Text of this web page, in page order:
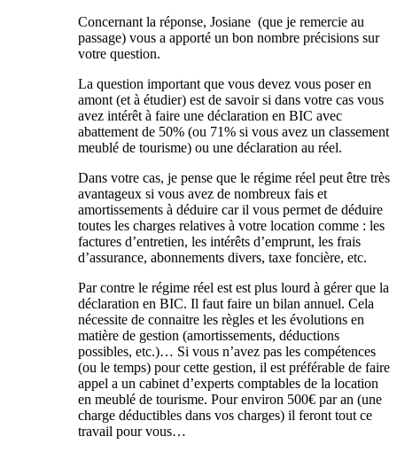
Concernant la réponse, Josiane (que je remercie au
passage) vous a apporté un bon nombre précisions sur
votre question.
La question important que vous devez vous poser en
amont (et à étudier) est de savoir si dans votre cas vous
avez intérêt à faire une déclaration en BIC avec
abattement de 50% (ou 71% si vous avez un classement
meublé de tourisme) ou une déclaration au réel.
Dans votre cas, je pense que le régime réel peut être très
avantageux si vous avez de nombreux fais et
amortissements à déduire car il vous permet de déduire
toutes les charges relatives à votre location comme : les
factures d’entretien, les intérêts d’emprunt, les frais
d’assurance, abonnements divers, taxe foncière, etc.
Par contre le régime réel est est plus lourd à gérer que la
déclaration en BIC. Il faut faire un bilan annuel. Cela
nécessite de connaitre les règles et les évolutions en
matière de gestion (amortissements, déductions
possibles, etc.)… Si vous n’avez pas les compétences
(ou le temps) pour cette gestion, il est préférable de faire
appel a un cabinet d’experts comptables de la location
en meublé de tourisme. Pour environ 500€ par an (une
charge déductibles dans vos charges) il feront tout ce
travail pour vous…